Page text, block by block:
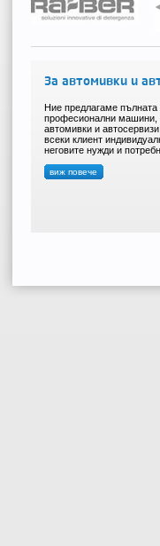
За автомивки и
Ние предлагаме пълната
професионални машини,
автомивки и
всеки клиент
неговите нужди и
виж повече